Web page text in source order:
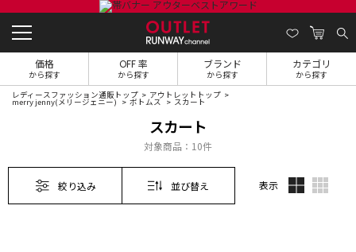
価格
から探す
OFF 率
から探す
ブランド
から探す
カテゴリ
から探す
レディースファッション通販トップ アウトレットトップ
merry jenny(メリージェニー) ボトムス スカート
スカート
対象商品： 10件
絞り込み 並び替え 表示